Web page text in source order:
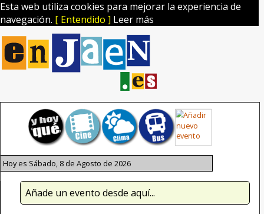
Esta web utiliza cookies para mejorar la experiencia de
navegación. [ Entendido ] Leer más
Hoy es Sábado, 8 de Agosto de 2026
Añade un evento desde aquí...